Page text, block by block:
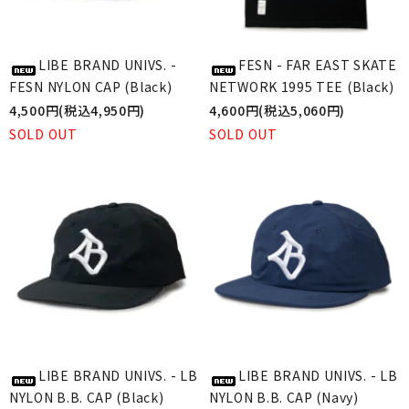
LIBE BRAND UNIVS. -
FESN NYLON CAP (Black)
4,500円(税込4,950円)
SOLD OUT
FESN - FAR EAST SKATE
NETWORK 1995 TEE (Black)
4,600円(税込5,060円)
SOLD OUT
LIBE BRAND UNIVS. - LB
NYLON B.B. CAP (Black)
LIBE BRAND UNIVS. - LB
NYLON B.B. CAP (Navy)